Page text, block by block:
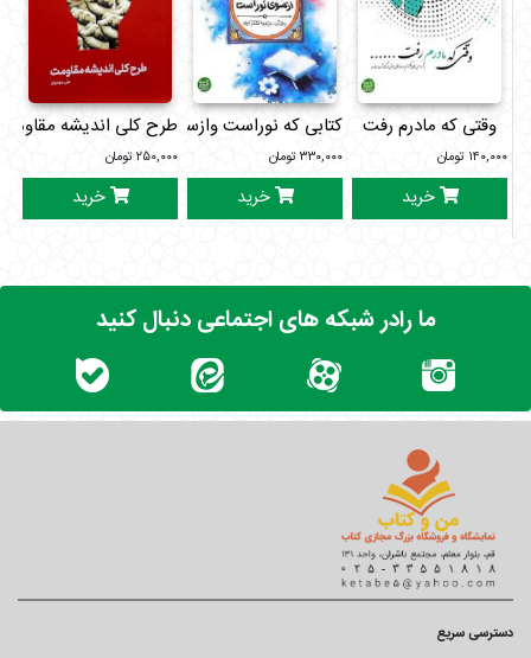
وقتی که مادرم رفت
۱۴۰,۰۰۰ تومان
خرید
کتابی که نوراست وازسوی نوراست.طعم شیرین
۳۳۰,۰۰۰ تومان
خرید
طرح کلی اندیشه
۲۵۰,۰۰۰ تومان
خرید
ما رادر شبکه های اجتماعی دنبال کنید
دسترسی سریع